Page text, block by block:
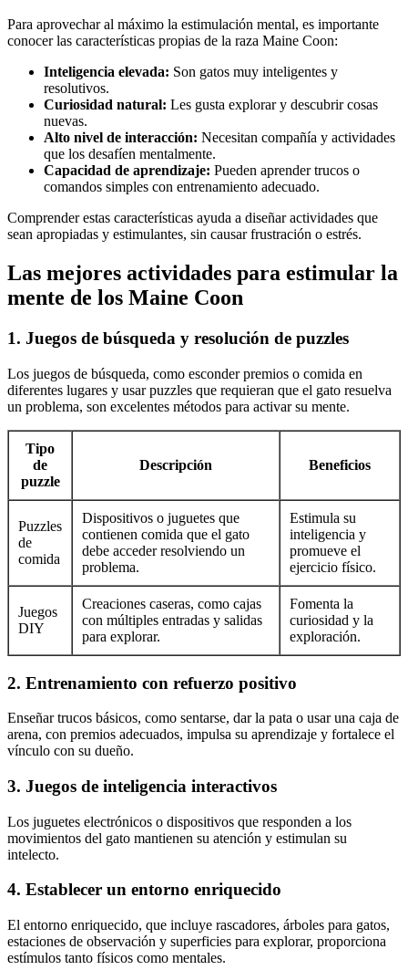
Para aprovechar al máximo la estimulación mental, es importante
conocer las características propias de la raza Maine Coon:
Inteligencia elevada: Son gatos muy inteligentes y
resolutivos.
Curiosidad natural: Les gusta explorar y descubrir cosas
nuevas.
Alto nivel de interacción: Necesitan compañía y actividades
que los desafíen mentalmente.
Capacidad de aprendizaje: Pueden aprender trucos o
comandos simples con entrenamiento adecuado.
Comprender estas características ayuda a diseñar actividades que
sean apropiadas y estimulantes, sin causar frustración o estrés.
Las mejores actividades para estimular la
mente de los Maine Coon
1. Juegos de búsqueda y resolución de puzzles
Los juegos de búsqueda, como esconder premios o comida en
diferentes lugares y usar puzzles que requieran que el gato resuelva
un problema, son excelentes métodos para activar su mente.
Tipo
de
puzzle
Descripción Beneficios
Puzzles
de
comida
Dispositivos o juguetes que
contienen comida que el gato
debe acceder resolviendo un
problema.
Estimula su
inteligencia y
promueve el
ejercicio físico.
Juegos
DIY
Creaciones caseras, como cajas
con múltiples entradas y salidas
para explorar.
Fomenta la
curiosidad y la
exploración.
2. Entrenamiento con refuerzo positivo
Enseñar trucos básicos, como sentarse, dar la pata o usar una caja de
arena, con premios adecuados, impulsa su aprendizaje y fortalece el
vínculo con su dueño.
3. Juegos de inteligencia interactivos
Los juguetes electrónicos o dispositivos que responden a los
movimientos del gato mantienen su atención y estimulan su
intelecto.
4. Establecer un entorno enriquecido
El entorno enriquecido, que incluye rascadores, árboles para gatos,
estaciones de observación y superficies para explorar, proporciona
estímulos tanto físicos como mentales.